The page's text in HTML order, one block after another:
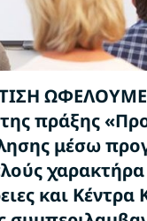
πράξης
μέσω
και Κέντρα